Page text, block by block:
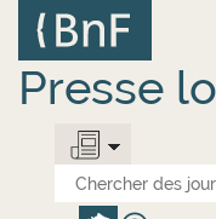
contenu
principal
Presse
Panneau de gestion des